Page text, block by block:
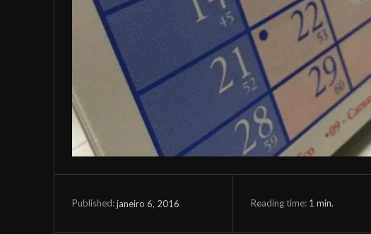
Published:janeiro 6, 2016 Reading time: 1 min.